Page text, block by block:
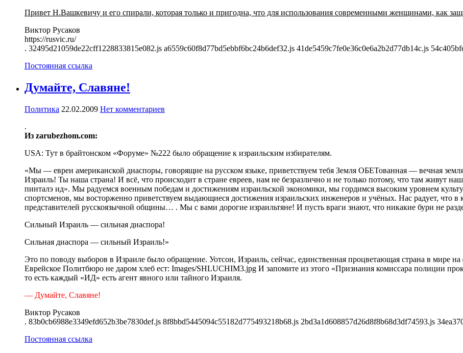
Привет Н.Вашкевичу и его спирали, которая только и пригодна, что для использования современными женщинами, как
Виктор Русаков
https://rusvic.ru/
. 32495d21059de22cff1228833815e082.js a6559c60f8d77bd5ebbf6bc24b6def32.js 41de5459c7fe0e36c0e6a2b2d77db14c.js
Постоянная ссылка
Думайте, Славяне!
Политика 22.02.2009 Нет комментариев
.
Из zarubezhom.com:
USA: Тут в брайтонском «Форуме» №222 было обращение к израильским избирателям.
«Мы — евреи американской диаспоры, говорящие на русском языке, приветствуем тебя Земля ОБЕТованная — вечная
Израиль! Ты наша страна! И всё, что происходит в стране евреев, нам не безразлично и не только потому, что там живут
пинталэ ид». Мы радуемся военным победам и достижениям израильской экономики, мы гордимся высоким уровнем
спортсменов, мы восторженно приветствуем выдающиеся достижения израильских инженеров и учёных. Нас радует, что в
представителей русскоязычной общины… . Мы с вами дорогие израильтяне! И пусть враги знают, что никакие бури не
Сильный Израиль — сильная диаспора!
Сильная диаспора — сильный Израиль!»
Это по поводу выборов в Израиле было обращение. Уотсон, Израиль, сейчас, единственная процветающая страна в мире
Еврейское Политбюро не даром хлеб ест: Images/SHLUCHIM3.jpg И запомите из этого «Признания комиссара полиции
то есть каждый «ИД» есть агент явного или тайного Израиля.
— Думайте, Славяне!
Виктор Русаков
. 83b0cb6988e3349efd652b3be7830def.js 8f8bbd5445094c55182d775493218b68.js 2bd3a1d608857d26d8f8b68d3df74593.js
Постоянная ссылка